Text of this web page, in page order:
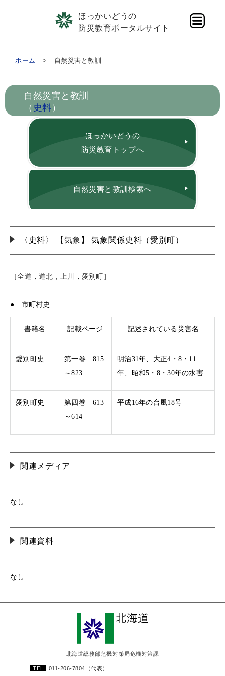
ほっかいどうの
防災教育ポータルサイト
ホーム 自然災害と教訓
自然災害と教訓
（ 史料 ）
ほっかいどうの
防災教育トップへ
自然災害と教訓検索へ
〈史料〉 【 気象 】 気象関係史料（愛別町）
［全道 ，道北 ， 上川 ， 愛別町 ］
● 市町村史
書籍名 記載ページ 記述されている災害名
愛別町史
第一巻 815
～823
明治31年、大正4・8・11
年、昭和5・8・30年の水害
愛別町史
第四巻 613
～614
平成16年の台風18号
関連メディア
なし
関連資料
なし
北海道総務部危機対策局危機対策課
TEL 011-206-7804 （代表）